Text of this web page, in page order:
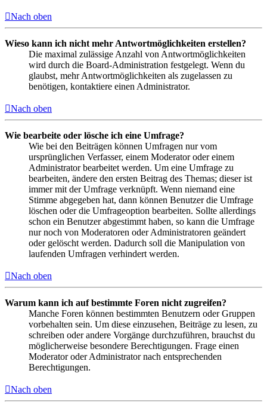
Nach oben
Wieso kann ich nicht mehr Antwortmöglichkeiten erstellen?
Die maximal zulässige Anzahl von Antwortmöglichkeiten
wird durch die Board-Administration festgelegt. Wenn du
glaubst, mehr Antwortmöglichkeiten als zugelassen zu
benötigen, kontaktiere einen Administrator.
Nach oben
Wie bearbeite oder lösche ich eine Umfrage?
Wie bei den Beiträgen können Umfragen nur vom
ursprünglichen Verfasser, einem Moderator oder einem
Administrator bearbeitet werden. Um eine Umfrage zu
bearbeiten, ändere den ersten Beitrag des Themas; dieser ist
immer mit der Umfrage verknüpft. Wenn niemand eine
Stimme abgegeben hat, dann können Benutzer die Umfrage
löschen oder die Umfrageoption bearbeiten. Sollte allerdings
schon ein Benutzer abgestimmt haben, so kann die Umfrage
nur noch von Moderatoren oder Administratoren geändert
oder gelöscht werden. Dadurch soll die Manipulation von
laufenden Umfragen verhindert werden.
Nach oben
Warum kann ich auf bestimmte Foren nicht zugreifen?
Manche Foren können bestimmten Benutzern oder Gruppen
vorbehalten sein. Um diese einzusehen, Beiträge zu lesen, zu
schreiben oder andere Vorgänge durchzuführen, brauchst du
möglicherweise besondere Berechtigungen. Frage einen
Moderator oder Administrator nach entsprechenden
Berechtigungen.
Nach oben